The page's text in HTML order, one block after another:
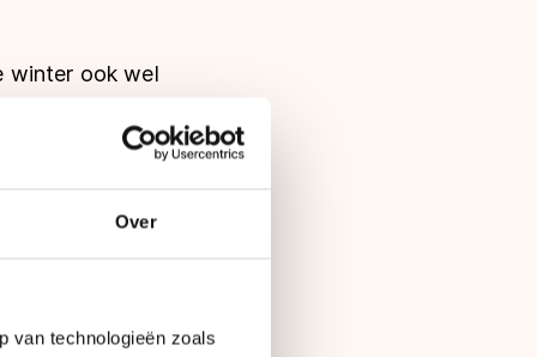
Over
van technologieën zoals
winter ook wel
baan) ook
Ronald
zoals we